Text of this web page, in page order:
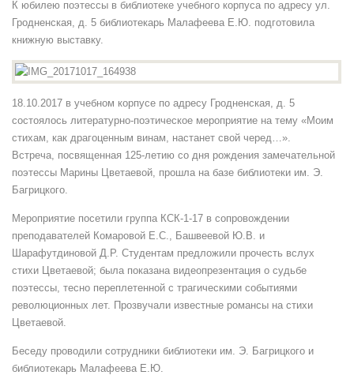
К юбилею поэтессы в библиотеке учебного корпуса по адресу ул.
Гродненская, д. 5 библиотекарь Малафеева Е.Ю. подготовила
книжную выставку.
18.10.2017 в учебном корпусе по адресу Гродненская, д. 5
состоялось литературно-поэтическое мероприятие на тему «Моим
стихам, как драгоценным винам, настанет свой черед…».
Встреча, посвященная 125-летию со дня рождения замечательной
поэтессы Марины Цветаевой, прошла на базе библиотеки им. Э.
Багрицкого.
Мероприятие посетили группа КСК-1-17 в сопровождении
преподавателей Комаровой Е.С., Башвеевой Ю.В. и
Шарафутдиновой Д.Р. Студентам предложили прочесть вслух
стихи Цветаевой; была показана видеопрезентация о судьбе
поэтессы, тесно переплетенной с трагическими событиями
революционных лет. Прозвучали известные романсы на стихи
Цветаевой.
Беседу проводили сотрудники библиотеки им. Э. Багрицкого и
библиотекарь Малафеева Е.Ю.